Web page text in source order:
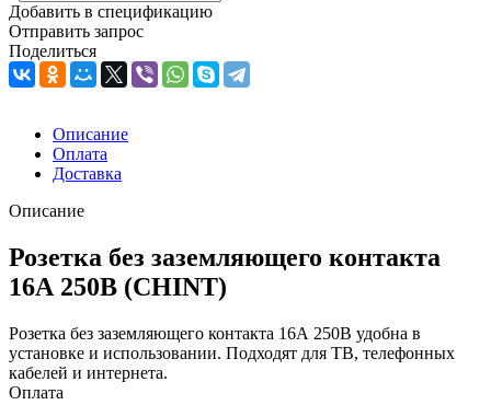
Добавить в спецификацию
Отправить запрос
Поделиться
Описание
Оплата
Доставка
Описание
Розетка без заземляющего контакта
16А 250В (CHINT)
Розетка без заземляющего контакта 16А 250В удобна в
установке и использовании. Подходят для ТВ, телефонных
кабелей и интернета.
Оплата